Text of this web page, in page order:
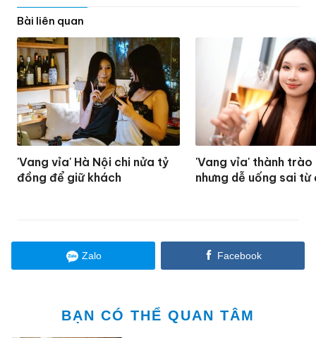
Bài liên quan
'Vang vỉa' Hà Nội chi nửa tỷ
đồng để giữ khách
'Vang vỉa' thành trào
nhưng dễ uống sai từ
Zalo Facebook
BẠN CÓ THỂ QUAN TÂM